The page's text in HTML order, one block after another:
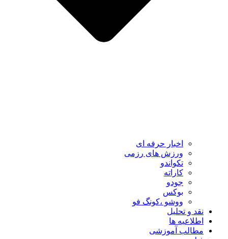
اخبار حرفه ای
ورزش های رزمی
تکواندو
کاراته
جودو
بوکس
ووشو ،کونگ فو
نقد و تحلیل
اطلاعیه ها
مطالب آموزشی